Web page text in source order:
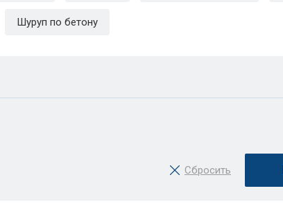
Шуруп по бетону
Сбросить